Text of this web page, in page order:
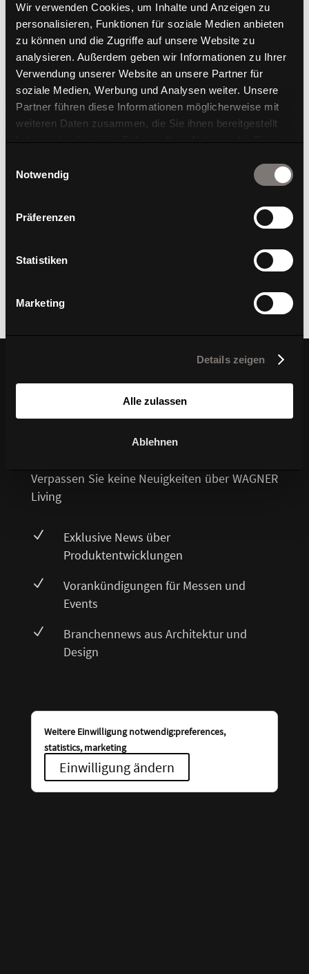
Wir verwenden Cookies, um Inhalte und Anzeigen zu
personalisieren, Funktionen für soziale Medien anbieten
zu können und die Zugriffe auf unsere Website zu
analysieren. Außerdem geben wir Informationen zu Ihrer
Verwendung unserer Website an unsere Partner für
soziale Medien, Werbung und Analysen weiter. Unsere
Partner führen diese Informationen möglicherweise mit
weiteren Daten zusammen, die Sie ihnen bereitgestellt
haben oder die sie im Rahmen Ihrer Nutzung der Dienste
Notwendig
Präferenzen
Statistiken
Marketing
Details zeigen
Alle zulassen
Ablehnen
herausragendes Ereignis, das mit beeindruckenden...
Besuchen Sie uns auf Internorga 2025! Entdecken Sie das
B4.OG / Stand 326 Besuchen Sie uns auf unserem
Ihre Vorteile bei Ihrer
Newsletter-Anmeldung
Verpassen Sie keine Neuigkeiten über WAGNER
Living
N
Exklusive News über
Produktentwicklungen
N
Vorankündigungen für Messen und
Events
N
Branchennews aus Architektur und
Design
Weitere Einwilligung notwendig:preferences,
statistics, marketing
Einwilligung ändern